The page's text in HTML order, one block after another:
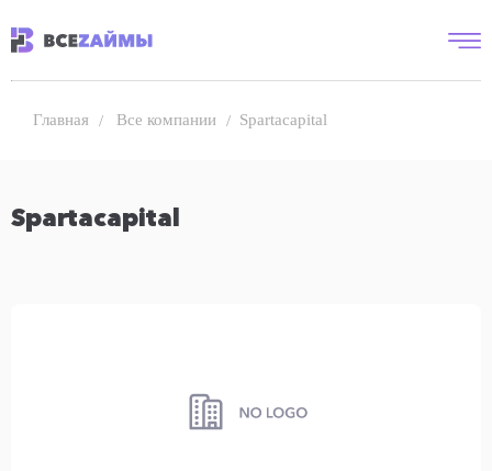
Главная Все компании Spartacapital
Spartacapital